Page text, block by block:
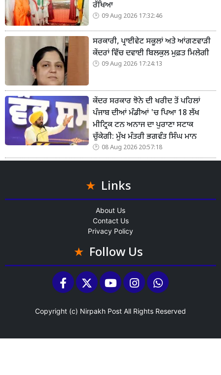
ਰੱਖਿਆ
09 Aug 2026 17:32:46
ਸਰਕਾਰੀ, ਪ੍ਰਾਈਵੇਟ ਸਕੂਲਾਂ ਅਤੇ ਆਂਗਣਵਾੜੀ
ਕੇਂਦਰਾਂ ਵਿੱਚ ਦਵਾਈ ਬਿਲਕੁਲ ਮੁਫ਼ਤ ਮਿਲੇਗੀ
09 Aug 2026 17:24:13
ਕੇਂਦਰ ਸਰਕਾਰ ਝੋਨੇ ਦੀ ਖਰੀਦ ਤੋਂ ਪਹਿਲਾਂ
ਪੰਜਾਬ ਦੀਆਂ ਮੰਡੀਆਂ 'ਚ ਪਿਆ 18 ਲੱਖ
ਮੀਟ੍ਰਿਕ ਟਨ ਅਨਾਜ ਦਾ ਪੁਰਾਣਾ ਸਟਾਕ
ਚੁੱਕੇਗੀ: ਮੁੱਖ ਮੰਤਰੀ ਭਗਵੰਤ ਸਿੰਘ ਮਾਨ
08 Aug 2026 20:57:18
Links
About Us
Contact Us
Privacy Policy
Follow Us
Copyright (c) Nirpakh Post All Rights Reserved